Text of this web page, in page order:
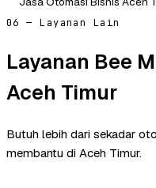
06 — Layanan Lain
Layanan Bee
Aceh Timur
Butuh lebih dari sekadar
membantu di Aceh Timur.